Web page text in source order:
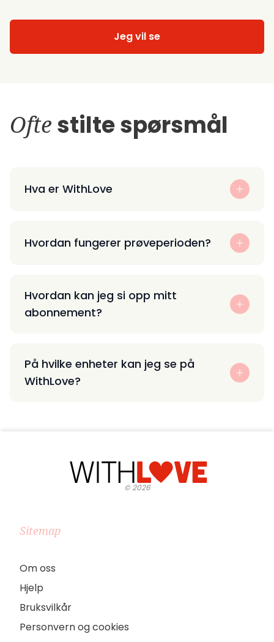
Jeg vil se
Ofte stilte spørsmål
Hva er WithLove
Hvordan fungerer prøveperioden?
Hvordan kan jeg si opp mitt
abonnement?
På hvilke enheter kan jeg se på
WithLove?
©2026
Sitemap
Om oss
Hjelp
Bruksvilkår
Personvern og cookies